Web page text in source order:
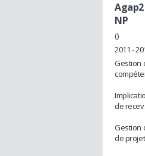
Agap2
NP
()
2011 -
Gestion
de
Gestion
de